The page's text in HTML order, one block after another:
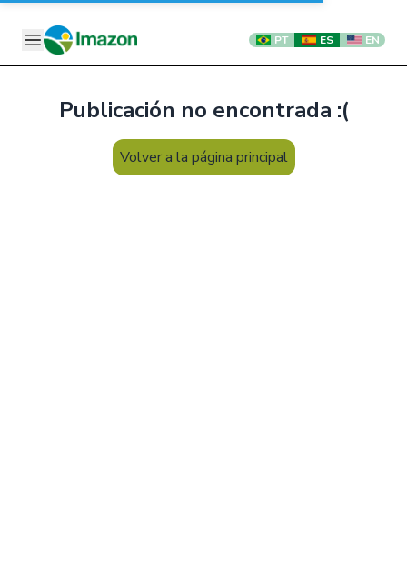
PT ES EN
Publicación no encontrada :(
Volver a la página principal